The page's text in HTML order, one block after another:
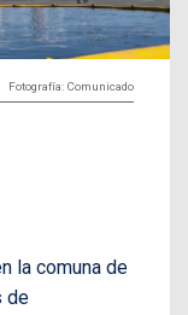
Fotografía: Comunicado
la comuna de
de